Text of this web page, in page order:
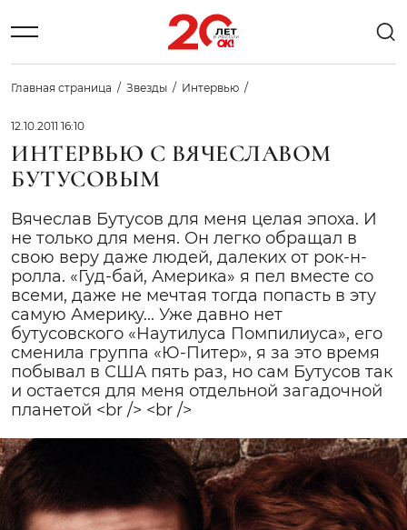
Главная страница Звезды Интервью
12.10.2011 16:10
ИНТЕРВЬЮ С ВЯЧЕСЛАВОМ
БУТУСОВЫМ
Вячеслав Бутусов для меня целая эпоха. И
не только для меня. Он легко обращал в
свою веру даже людей, далеких от рок-н-
ролла. «Гуд-бай, Америка» я пел вместе со
всеми, даже не мечтая тогда попасть в эту
самую Америку... Уже давно нет
бутусовского «Наутилуса Помпилиуса», его
сменила группа «Ю-Питер», я за это время
побывал в США пять раз, но сам Бутусов так
и остается для меня отдельной загадочной
планетой <br /> <br />